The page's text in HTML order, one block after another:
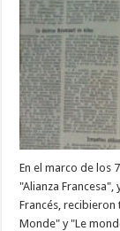
En el marco de los
"Alianza
Francés,
Monde" y "Le